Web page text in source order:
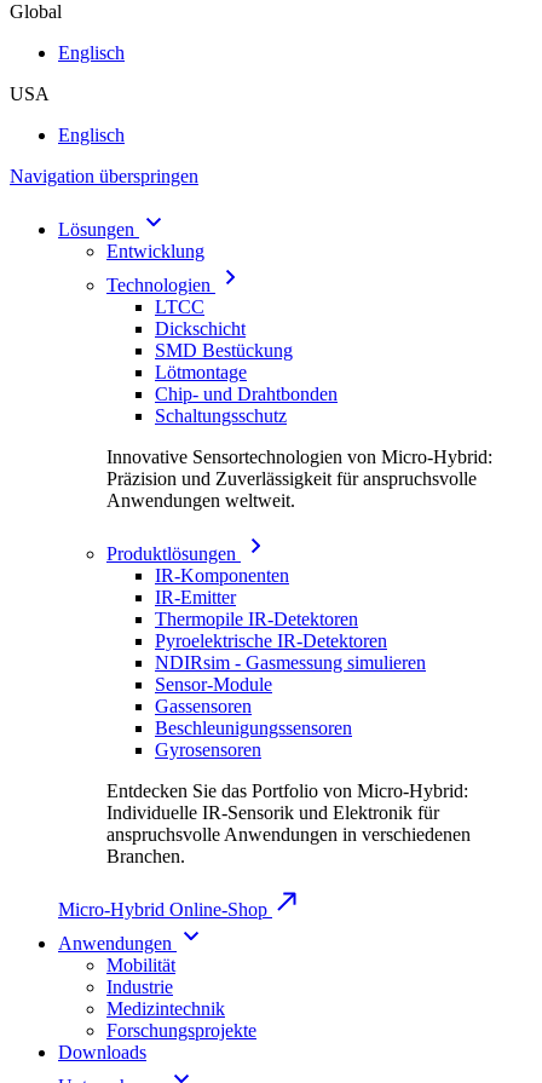
Global
Englisch
USA
Englisch
Navigation überspringen
Lösungen
Entwicklung
Technologien
LTCC
Dickschicht
SMD Bestückung
Lötmontage
Chip- und Drahtbonden
Schaltungsschutz
Innovative Sensortechnologien von Micro-Hybrid:
Präzision und Zuverlässigkeit für anspruchsvolle
Anwendungen weltweit.
Produktlösungen
IR-Komponenten
IR-Emitter
Thermopile IR-Detektoren
Pyroelektrische IR-Detektoren
NDIRsim - Gasmessung simulieren
Sensor-Module
Gassensoren
Beschleunigungssensoren
Gyrosensoren
Entdecken Sie das Portfolio von Micro-Hybrid:
Individuelle IR-Sensorik und Elektronik für
anspruchsvolle Anwendungen in verschiedenen
Branchen.
Micro-Hybrid Online-Shop
Anwendungen
Mobilität
Industrie
Medizintechnik
Forschungsprojekte
Downloads